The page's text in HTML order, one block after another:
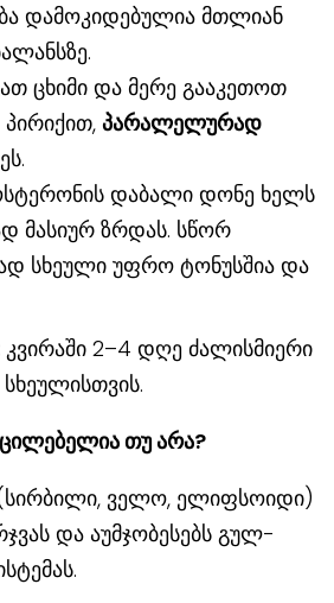
დამოკიდებულია მთლიან
ცხიმი და მერე გააკეთოთ
პარალელურად
დაბალი დონე ხელს
მასიურ ზრდას. სწორ
სხეული უფრო ტონუსშია და
კვირაში 2–4 დღე ძალისმიერი
თუ არა?
ველო, ელიფსოიდი)
და აუმჯობესებს გულ-